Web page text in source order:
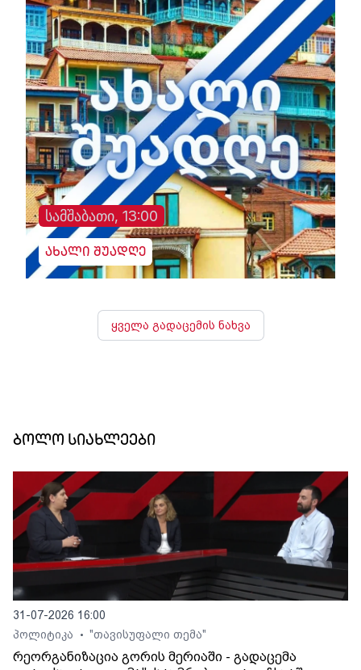
სამშაბათი, 13:00
ახალი შუადღე
ყველა გადაცემის ნახვა
ბოლო სიახლეები
31-07-2026 16:00
პოლიტიკა
• "თავისუფალი თემა"
რეორგანიზაცია გორის მერიაში - გადაცემა